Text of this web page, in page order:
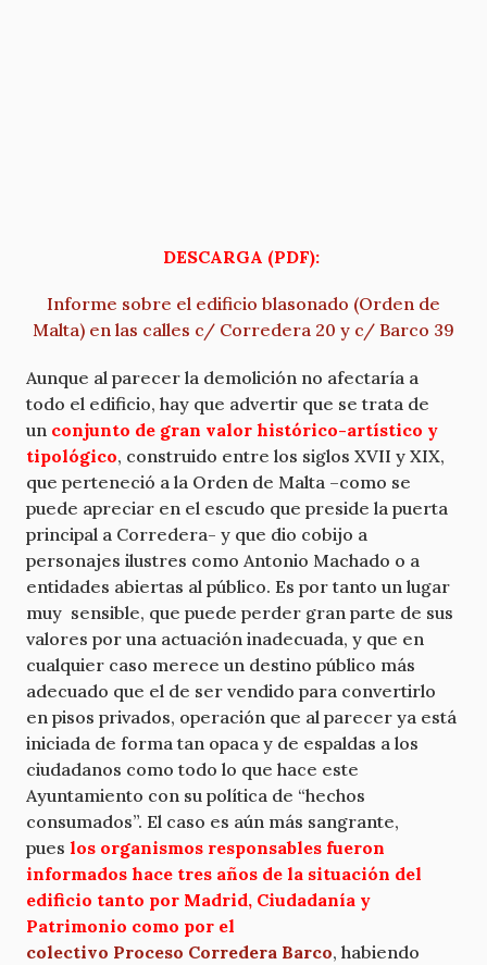
DESCARGA (PDF):
Informe sobre el edificio blasonado (Orden de
Malta) en las calles c/ Corredera 20 y c/ Barco 39
Aunque al parecer la demolición no afectaría a
todo el edificio, hay que advertir que se trata de
un conjunto de gran valor histórico-artístico y
tipológico, construido entre los siglos XVII y XIX,
que perteneció a la Orden de Malta –como se
puede apreciar en el escudo que preside la puerta
principal a Corredera- y que dio cobijo a
personajes ilustres como Antonio Machado o a
entidades abiertas al público. Es por tanto un lugar
muy sensible, que puede perder gran parte de sus
valores por una actuación inadecuada, y que en
cualquier caso merece un destino público más
adecuado que el de ser vendido para convertirlo
en pisos privados, operación que al parecer ya está
iniciada de forma tan opaca y de espaldas a los
ciudadanos como todo lo que hace este
Ayuntamiento con su política de “hechos
consumados”. El caso es aún más sangrante,
pues los organismos responsables fueron
informados hace tres años de la situación del
edificio tanto por Madrid, Ciudadanía y
Patrimonio como por el
colectivo Proceso Corredera Barco, habiendo